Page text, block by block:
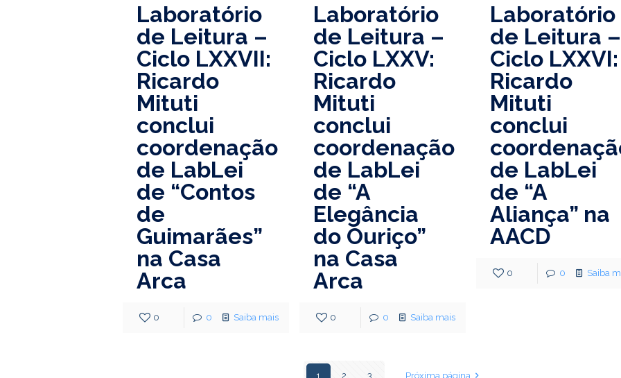
Laboratório
de Leitura –
Ciclo LXXVII:
Ricardo
Mituti
conclui
coordenação
de LabLei
de “Contos
de
Guimarães”
na Casa
Arca
0 0 Saiba mais
Laboratório
de Leitura –
Ciclo LXXV:
Ricardo
Mituti
conclui
coordenação
de LabLei
de “A
Elegância
do Ouriço”
na Casa
Arca
0 0 Saiba mais
Laboratório
de Leitura –
Ciclo LXXVI:
Ricardo
Mituti
conclui
de LabLei
de “A
Aliança” na
AACD
0 0 Saiba
1 2 3 Próxima página